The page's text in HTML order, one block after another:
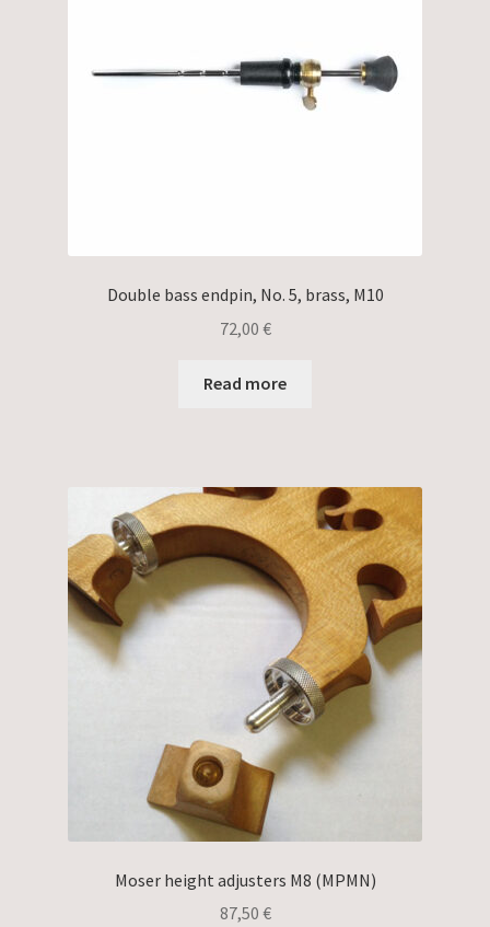
Double bass endpin, No. 5, brass, M10
72,00 €
Read more
Moser height adjusters M8 (MPMN)
87,50 €